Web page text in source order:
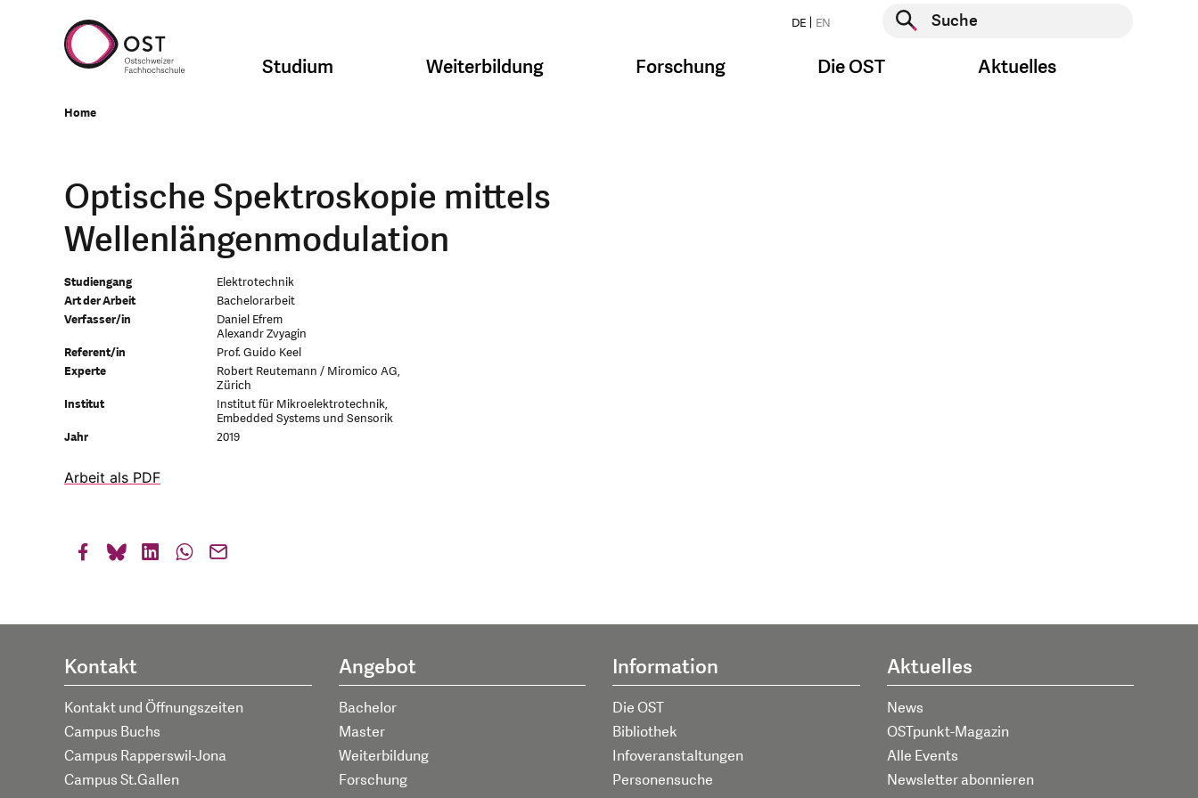
DE EN
Suche starten
Studium Weiterbildung Forschung Die OST Aktuelles
Home
Optische Spektroskopie mittels
Wellenlängenmodulation
Studiengang
Elektrotechnik
Art der Arbeit
Bachelorarbeit
Verfasser/in
Daniel Efrem
Alexandr Zvyagin
Referent/in
Prof. Guido Keel
Experte
Robert Reutemann / Miromico AG,
Zürich
Institut
Institut für Mikroelektrotechnik,
Embedded Systems und Sensorik
Jahr
2019
Arbeit als PDF
Kontakt
Kontakt und Öffnungszeiten
Campus Buchs
Campus Rapperswil-Jona
Campus St.Gallen
Angebot
Bachelor
Master
Weiterbildung
Forschung
Information
Die OST
Bibliothek
Infoveranstaltungen
Personensuche
Aktuelles
News
OSTpunkt-Magazin
Alle Events
Newsletter abonnieren